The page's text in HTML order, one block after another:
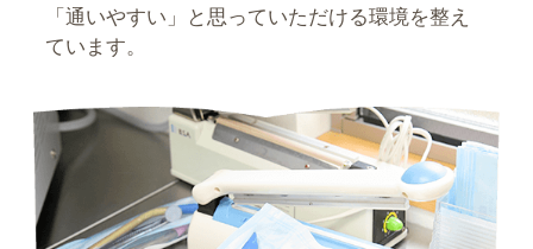
「通いやすい」と思っていただける環境を整え
ています。